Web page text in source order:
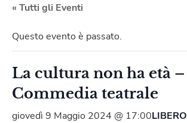
« Tutti gli Eventi
Questo evento è passato.
La cultura non ha età –
Commedia teatrale
giovedì 9 Maggio 2024 @ 17:00LIBERO